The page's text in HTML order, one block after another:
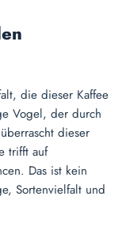
die dieser Kaffee
Vogel, der durch
dieser
trifft auf
Das ist kein
Sortenvielfalt und